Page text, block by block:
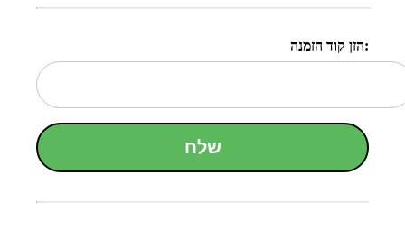
הזן קוד הזמנה:
שלח